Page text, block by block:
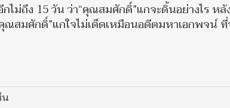
ไม่ถึง 15 วัน ว่า“คุณสมศักดิ์”แกจะดิ้นอย่างไร ห
สมศักดิ์”แกใจไม่เด็ดเหมือนอดีตมหาเอกพจน์ ที่
น